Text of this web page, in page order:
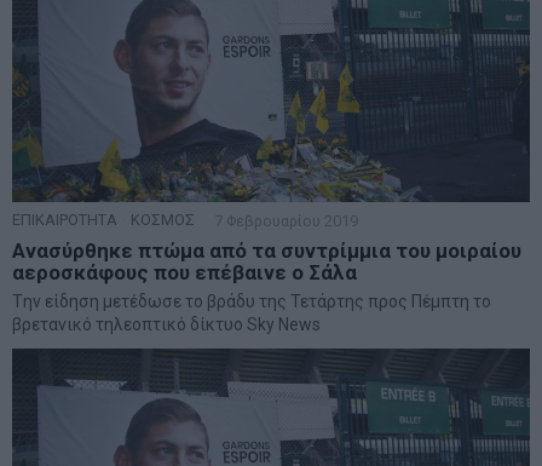
ΕΠΙΚΑΙΡΟΤΗΤΑ ΚΟΣΜΟΣ 7 Φεβρουαρίου 2019
Ανασύρθηκε πτώμα από τα συντρίμμια του μοιραίου
αεροσκάφους που επέβαινε ο Σάλα
Tην είδηση μετέδωσε το βράδυ της Τετάρτης προς Πέμπτη το
βρετανικό τηλεοπτικό δίκτυο Sky News